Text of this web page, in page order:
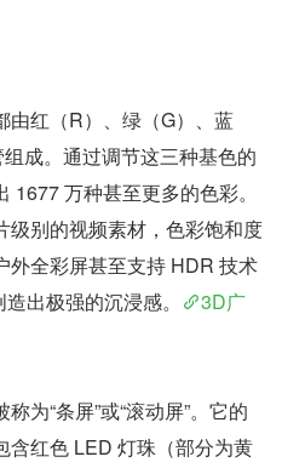
由红（R）、绿（G）、蓝
成。通过调节这三种基色的
万种甚至更多的色彩。
级别的视频素材，色彩饱和度
外全彩屏甚至支持 HDR 技术
出极强的沉浸感。
3D广
为“条屏”或“滚动屏”。它的
含红色 LED 灯珠（部分为黄